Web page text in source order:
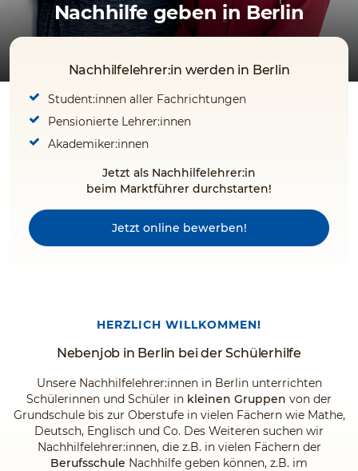
Nachhilfe geben in Berlin
Nachhilfelehrer:in werden in Berlin
Student:innen aller Fachrichtungen
Pensionierte Lehrer:innen
Akademiker:innen
Jetzt als Nachhilfelehrer:in
beim Marktführer durchstarten!
Jetzt online bewerben!
HERZLICH WILLKOMMEN!
Nebenjob in Berlin bei der Schülerhilfe
Unsere Nachhilfelehrer:innen in Berlin unterrichten
Schülerinnen und Schüler in kleinen Gruppen von der
Grundschule bis zur Oberstufe in vielen Fächern wie Mathe,
Deutsch, Englisch und Co. Des Weiteren suchen wir
Nachhilfelehrer:innen, die z.B. in vielen Fächern der
Berufsschule Nachhilfe geben können, z.B. im